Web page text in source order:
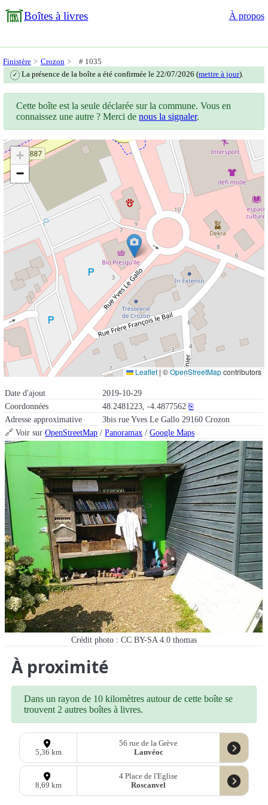
Boîtes à livres À propos
Finistère Crozon # 1035
✓ La présence de la boîte a été confirmée le 22/07/2026 (mettre à jour).
Date d'ajout
2019-10-29
Coordonnées
48.2481223, -4.4877562 ⎘
Adresse approximative
3bis rue Yves Le Gallo 29160 Crozon
🔗 Voir surOpenStreetMap /Panoramax /Google Maps
Crédit photo : CC BY-SA 4.0 thomas
Cette boîte est la seule déclarée sur la commune. Vous en
connaissez une autre ? Merci denous la signaler.
+
−
Leaflet | ©OpenStreetMapcontributors
À proximité
Dans un rayon de 10 kilomètres autour de cette boîte se
trouvent 2 autres boîtes à livres.
5,36 km
56 rue de la Grève
Lanvéoc
8,69 km
4 Place de l'Eglise
Roscanvel